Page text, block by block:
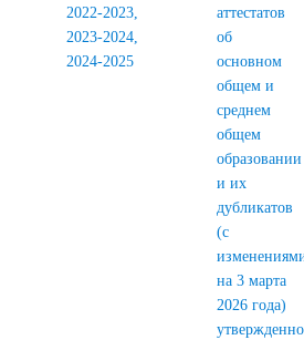
2022-2023,
2023-2024,
2024-2025
аттестатов
об
основном
общем и
среднем
общем
образовании
и их
дубликатов
(с
на 3 марта
2026 года)